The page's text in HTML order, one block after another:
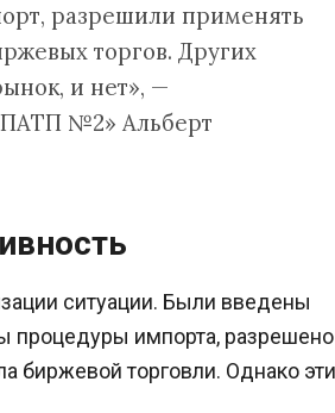
разрешили применять
торгов. Других
и нет», —
№2» Альберт
ситуации. Были введены
процедуры импорта, разрешено
биржевой торговли. Однако эти